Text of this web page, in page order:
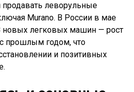
продавать леворульные
Murano. В России в мае
новых легковых машин — рост
прошлым годом, что
и позитивных